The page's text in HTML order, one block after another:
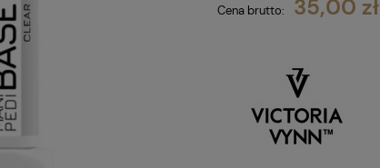
Cena brutto: 35,00 zł